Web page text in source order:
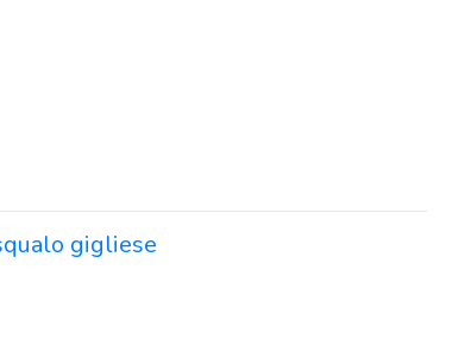
gigliese